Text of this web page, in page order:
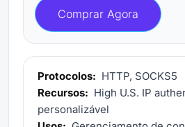
Comprar Agora
Protocolos: HTTP, SOCKS5
Recursos: High U.S. IP
personalizável